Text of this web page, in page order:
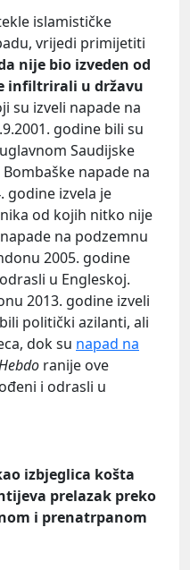
islamističke
vrijedi primijetiti
nije bio izveden od
infiltrirali u državu
su izveli napade na
godine bili su
Saudijske
napade na
godine izvela je
od kojih nitko nije
na podzemnu
2005. godine
u Engleskoj.
2013. godine izveli
politički azilanti, ali
dok su napad na
ranije ove
i odrasli u
izbjeglica košta
prelazak preko
i prenatrpanom